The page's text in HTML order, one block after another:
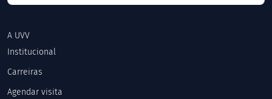
A UVV
Institucional
Carreiras
Agendar visita